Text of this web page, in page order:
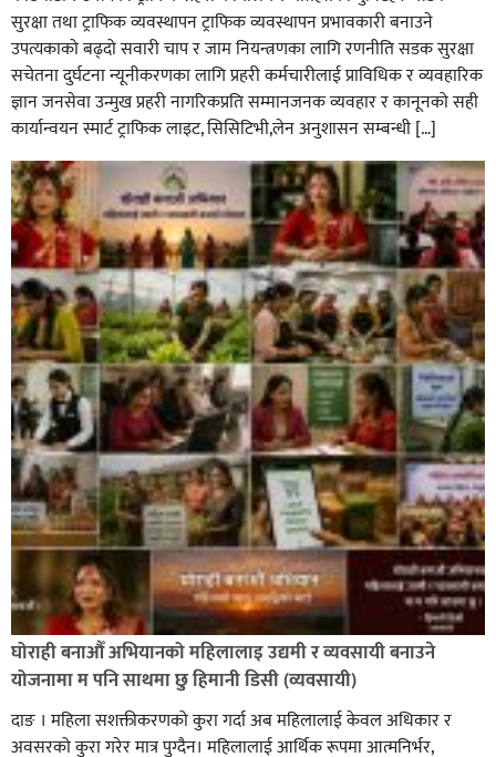
कपिलवस्तु र अर्घाखाँचीको सिमानाका शिव भाइरल पहाड
लुम्बिनीको नयाँ पर्यटकीय हब बन्दै,
सुरक्षा तथा ट्राफिक व्यवस्थापन ट्राफिक व्यवस्थापन प्रभावकारी बनाउने
उपत्यकाको बढ्दो सवारी चाप र जाम नियन्त्रणका लागि रणनीति सडक सुरक्षा
सचेतना दुर्घटना न्यूनीकरणका लागि प्रहरी कर्मचारीलाई प्राविधिक र व्यवहारिक
ज्ञान जनसेवा उन्मुख प्रहरी नागरिकप्रति सम्मानजनक व्यवहार र कानूनको सही
कार्यान्वयन स्मार्ट ट्राफिक लाइट, सिसिटिभी,लेन अनुशासन सम्बन्धी […]
घोराही बनाऔँ अभियानको महिलालाइ उद्यमी र व्यवसायी बनाउने
योजनामा म पनि साथमा छु हिमानी डिसी (व्यवसायी)
दाङ । महिला सशक्तीकरणको कुरा गर्दा अब महिलालाई केवल अधिकार र
अवसरको कुरा गरेर मात्र पुग्दैन। महिलालाई आर्थिक रूपमा आत्मनिर्भर,